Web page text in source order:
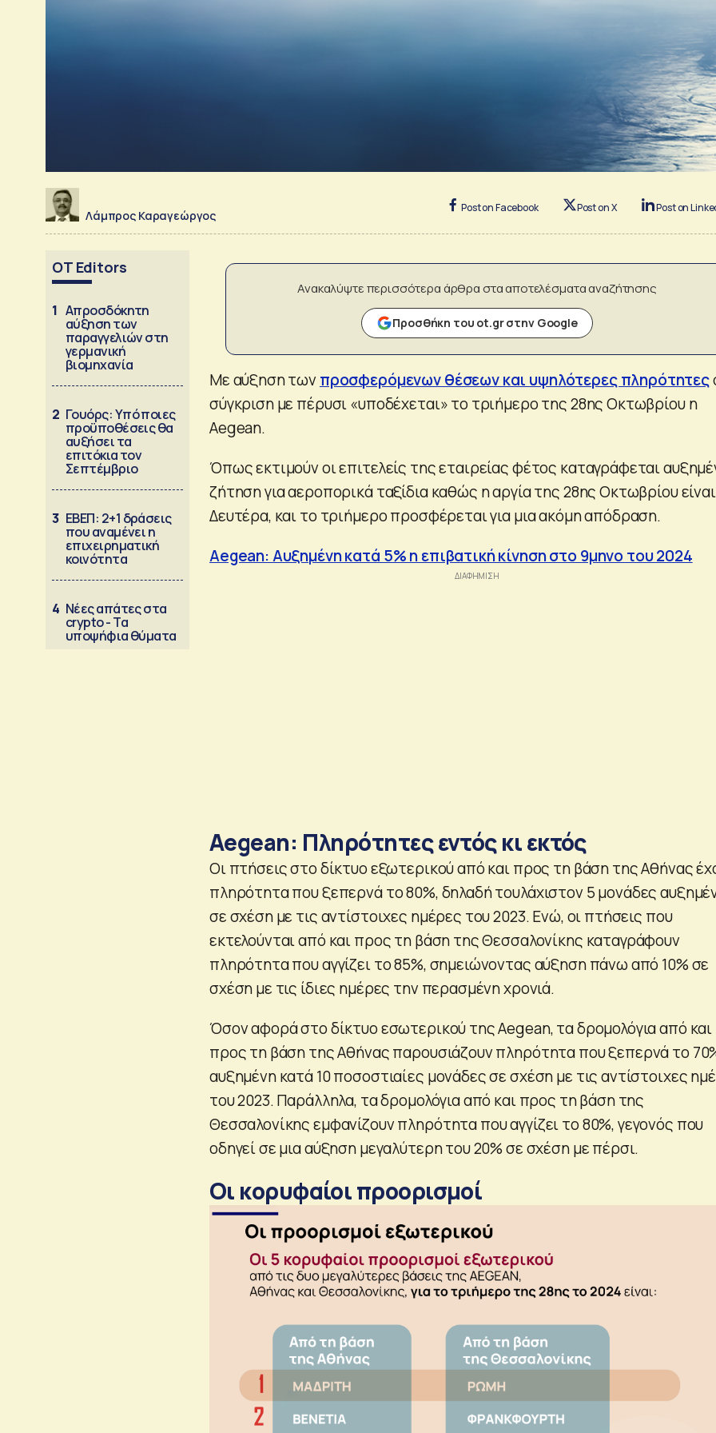
Λάμπρος Καραγεώργος
Post on Facebook Post on X Post on
OT Editors
1 Απροσδόκητη
αύξηση των
παραγγελιών στη
γερμανική
βιομηχανία
2 Γουόρς: Υπό ποιες
προϋποθέσεις θα
αυξήσει τα
επιτόκια τον
Σεπτέμβριο
3 ΕΒΕΠ: 2+1 δράσεις
που αναμένει η
επιχειρηματική
κοινότητα
4 Νέες απάτες στα
crypto - Τα
υποψήφια θύματα
Ανακαλύψτε περισσότερα άρθρα στα αποτελέσματα αναζήτησης
Προσθήκη του ot.gr στην Google
Με αύξηση των προσφερόμενων θέσεων και υψηλότερες πληρότητες
σύγκριση με πέρυσι «υποδέχεται» το τριήμερο της 28ης Οκτωβρίου η
Aegean.
Όπως εκτιμούν οι επιτελείς της εταιρείας φέτος καταγράφεται
ζήτηση για αεροπορικά ταξίδια καθώς η αργία της 28ης Οκτωβρίου είναι
Δευτέρα, και το τριήμερο προσφέρεται για μια ακόμη απόδραση.
Aegean: Αυξημένη κατά 5% η επιβατική κίνηση στο 9μηνο του 2024
Aegean: Πληρότητες εντός κι εκτός
Οι πτήσεις στο δίκτυο εξωτερικού από και προς τη βάση της Αθήνας
πληρότητα που ξεπερνά το 80%, δηλαδή τουλάχιστον 5 μονάδες
σε σχέση με τις αντίστοιχες ημέρες του 2023. Ενώ, οι πτήσεις που
εκτελούνται από και προς τη βάση της Θεσσαλονίκης καταγράφουν
πληρότητα που αγγίζει το 85%, σημειώνοντας αύξηση πάνω από 10% σε
σχέση με τις ίδιες ημέρες την περασμένη χρονιά.
Όσον αφορά στο δίκτυο εσωτερικού της Aegean, τα δρομολόγια από και
προς τη βάση της Αθήνας παρουσιάζουν πληρότητα που ξεπερνά το
αυξημένη κατά 10 ποσοστιαίες μονάδες σε σχέση με τις αντίστοιχες
του 2023. Παράλληλα, τα δρομολόγια από και προς τη βάση της
Θεσσαλονίκης εμφανίζουν πληρότητα που αγγίζει το 80%, γεγονός που
οδηγεί σε μια αύξηση μεγαλύτερη του 20% σε σχέση με πέρσι.
Οι κορυφαίοι προορισμοί